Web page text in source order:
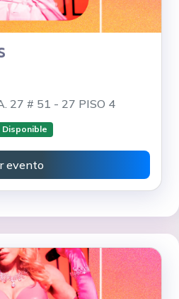
27 # 51 - 27 PISO 4
Disponible
evento